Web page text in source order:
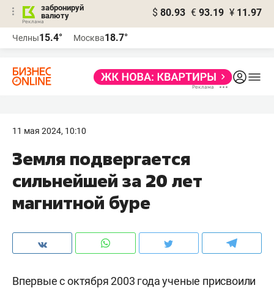
забронируй
валюту
$ 80.93 € 93.19 ¥ 11.97
Челны15.4° Москва18.7°
11 мая 2024, 10:10
Земля подвергается
сильнейшей за 20 лет
магнитной буре
Впервые с октября 2003 года ученые присвоили